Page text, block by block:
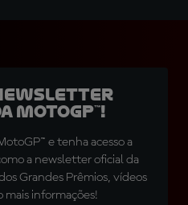
newsletter
e tenha acesso a
a newsletter oficial da
Grandes Prêmios, vídeos
mais informações!